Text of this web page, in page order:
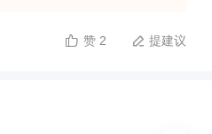
 赞 2  提建议